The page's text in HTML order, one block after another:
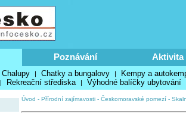
Poznávání Aktivita
Chalupy | Chatky a bungalovy | Kempy a
| Rekreační střediska | Výhodné balíčky ubytování
Úvod - Přírodní zajímavosti - Českomoravské pomezí -